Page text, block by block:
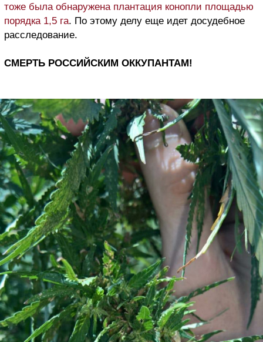
тоже была обнаружена плантация конопли площадью
порядка 1,5 га. По этому делу еще идет досудебное
расследование.
СМЕРТЬ РОССИЙСКИМ ОККУПАНТАМ!